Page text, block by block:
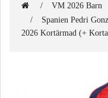
VM 2026 Barn
Spanien Pedri
2026 Kortärmad (+